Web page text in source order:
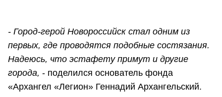
- Город-герой Новороссийск стал одним из
первых, где проводятся подобные состязания.
Надеюсь, что эстафету примут и другие
города, - поделился основатель фонда
«Архангел «Легион» Геннадий Архангельский.